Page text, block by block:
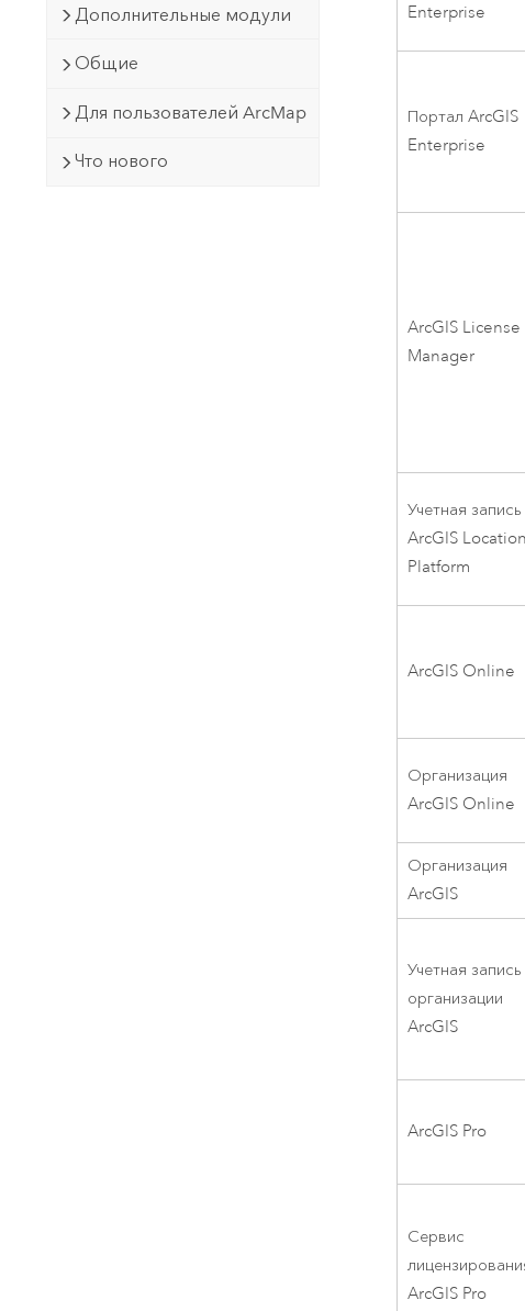
Дополнительные модули
Общие
Для пользователей ArcMap
Что нового
Enterprise
ПорталArcGIS
Enterprise
ArcGIS License
Manager
Учетная запись
ArcGIS Location
Platform
ArcGIS Online
Организация
ArcGIS Online
Организация
ArcGIS
Учетная запись
организации
ArcGIS
ArcGIS Pro
Сервис
ArcGIS Pro